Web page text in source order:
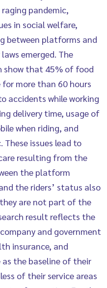
pandemic,
in social welfare,
between platforms and
emerged. The
show that 45% of food
more than 60 hours
accidents while working
delivery time, usage of
when riding, and
issues lead to
resulting from the
the platform
the riders’ status also
they are not part of the
result reflects the
and government
insurance, and
the baseline of their
of their service areas